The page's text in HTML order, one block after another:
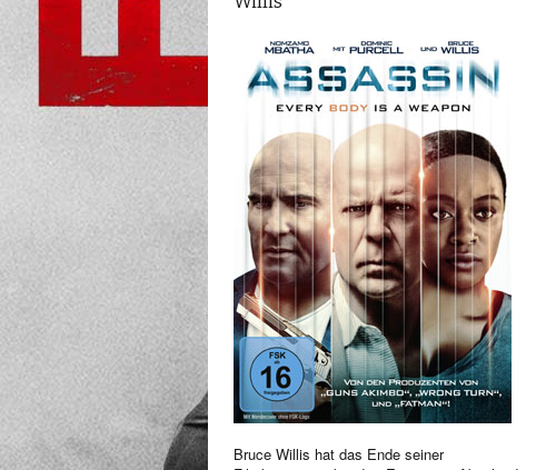
Bruce Willis hat das Ende seiner